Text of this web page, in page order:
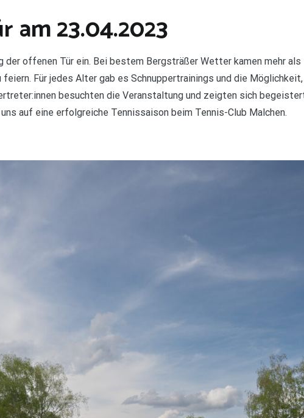
23.04.2023
der offenen Tür ein. Bei bestem Bergsträßer Wetter kamen mehr
Für jedes Alter gab es Schnuppertrainings und die
besuchten die Veranstaltung und zeigten sich
auf eine erfolgreiche Tennissaison beim Tennis-Club Malchen.